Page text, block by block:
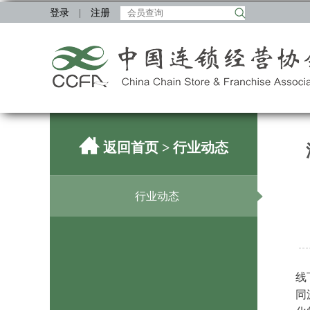
登录 注册
返回首页 > 行业动态
行业动态
线
同